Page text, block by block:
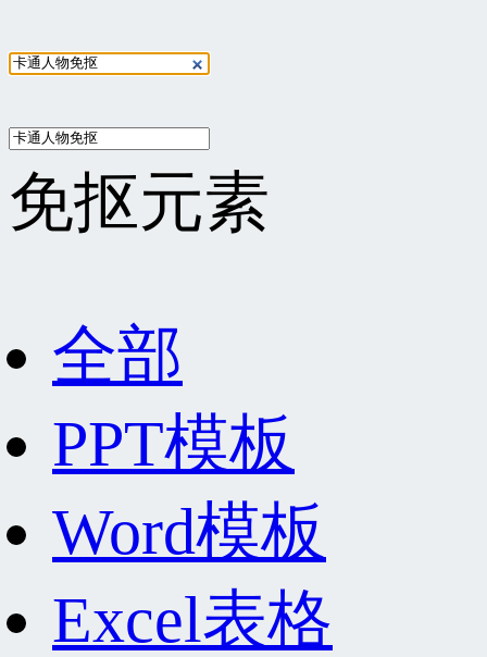
免抠元素
全部
PPT模板
Word模板
Excel表格